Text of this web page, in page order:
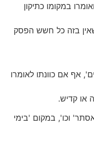
במקומו כתיקון
בזה כל חשש הפסק
אף אם כוונתו לאומרו
או קדיש.
וכו', במקום 'בימי